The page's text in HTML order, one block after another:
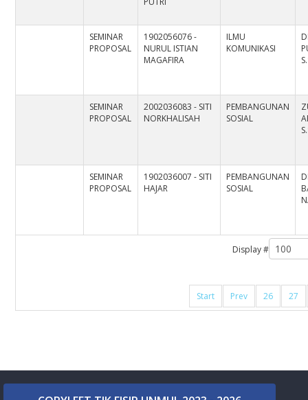
Display #
Start Prev 26 27
SEMINAR
PROPOSAL
1902056076 -
NURUL ISTIAN
MAGAFIRA
ILMU
KOMUNIKASI
SEMINAR
PROPOSAL
2002036083 - SITI
NORKHALISAH
PEMBANGUNAN
SOSIAL
SEMINAR
PROPOSAL
1902036007 - SITI
HAJAR
PEMBANGUNAN
SOSIAL